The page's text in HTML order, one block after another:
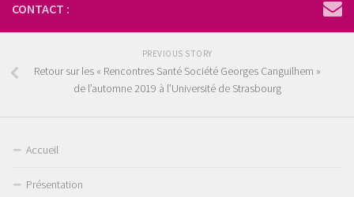
CONTACT :
PREVIOUS STORY
Retour sur les « Rencontres Santé Société Georges Canguilhem »
de l’automne 2019 à l’Université de Strasbourg
Accueil
Présentation